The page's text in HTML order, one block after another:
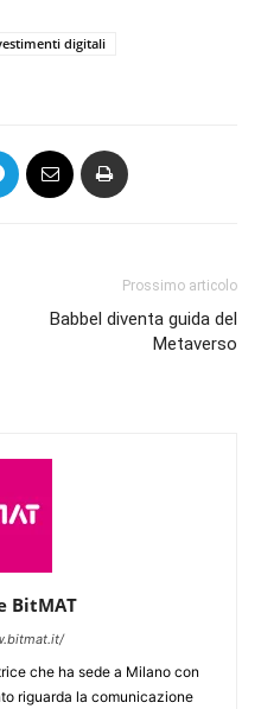
digitali
Prossimo articolo
Babbel diventa guida del
Metaverso
BitMAT
che ha sede a Milano con
riguarda la comunicazione